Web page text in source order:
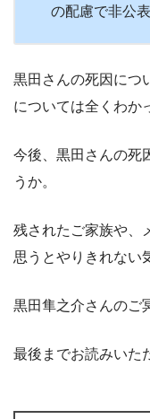
の配慮で非公
黒田さんの死因につ
については全くわか
今後、黒田さんの死
うか。
残されたご家族や、
思うとやりきれない
黒田隼之介さんのご
最後までお読みいた